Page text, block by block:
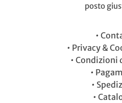
posto
•
• Privacy &
• Condizioni
•
•
•